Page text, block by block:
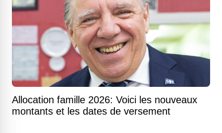
Allocation famille 2026: Voici les nouveaux
montants et les dates de versement